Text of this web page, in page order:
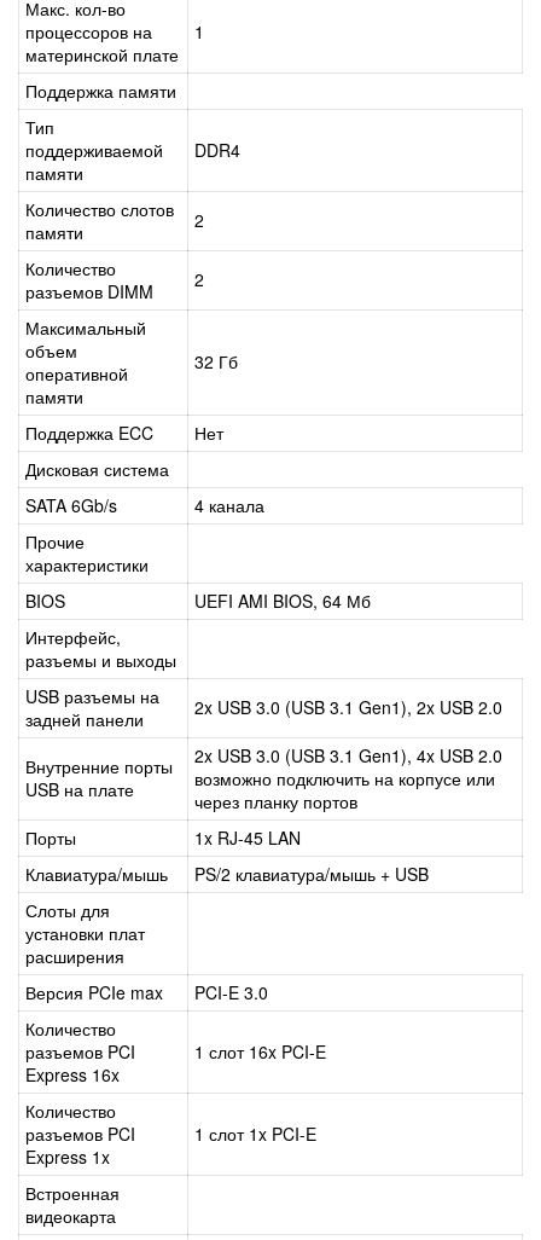
Макс. кол-во
процессоров на
материнской плате
1
Поддержка памяти
Тип
поддерживаемой
памяти
DDR4
Количество слотов
памяти
2
Количество
разъемов DIMM
2
Максимальный
объем
оперативной
памяти
32 Гб
Поддержка ECC
Нет
Дисковая система
SATA 6Gb/s
4 канала
Прочие
характеристики
BIOS
UEFI AMI BIOS, 64 Мб
Интерфейс,
разъемы и выходы
USB разъемы на
задней панели
2x USB 3.0 (USB 3.1 Gen1), 2x USB 2.0
Внутренние порты
USB на плате
2x USB 3.0 (USB 3.1 Gen1), 4x USB 2.0
возможно подключить на корпусе или
через планку портов
Порты
1x RJ-45 LAN
Клавиатура/мышь
PS/2 клавиатура/мышь + USB
Слоты для
установки плат
расширения
Версия PCIe max
PCI-E 3.0
Количество
разъемов PCI
Express 16x
1 слот 16x PCI-E
Количество
разъемов PCI
Express 1x
1 слот 1x PCI-E
Встроенная
видеокарта